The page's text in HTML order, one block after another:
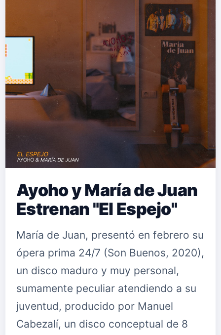
Ayoho y María de Juan
Estrenan "El Espejo"
María de Juan, presentó en febrero su
ópera prima 24/7 (Son Buenos, 2020),
un disco maduro y muy personal,
sumamente peculiar atendiendo a su
juventud, producido por Manuel
Cabezalí, un disco conceptual de 8